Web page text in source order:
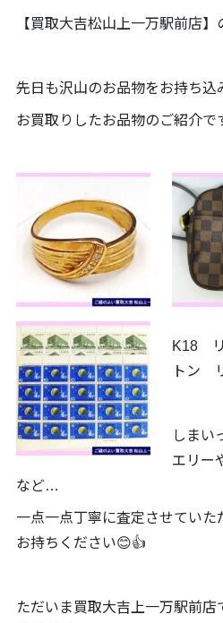
【買取大吉松山上一万駅前店
先日も沢山のお品物をお持ち込
お買取りしたお品物のご紹介で
K18
トン
しまい
エリー
など…
一点一点丁寧に査定させていた
お持ちください😊👍
ただいま買取大吉上一万駅前店